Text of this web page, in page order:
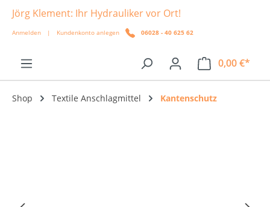
springen
Jörg Klement: Ihr Hydrauliker vor Ort!
Anmelden | Kundenkonto anlegen 06028 - 40 625 62
0,00 €*
Shop Textile Anschlagmittel Kantenschutz